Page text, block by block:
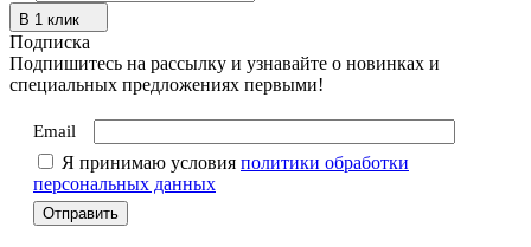
В 1 клик
Подписка
Подпишитесь на рассылку и узнавайте о новинках и
специальных предложениях первыми!
Email
Я принимаю условия политики обработки
персональных данных